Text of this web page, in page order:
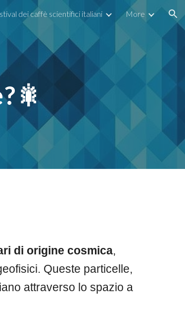
dei caffè scientifici italiani More
di origine cosmica,
Queste particelle,
attraverso lo spazio a